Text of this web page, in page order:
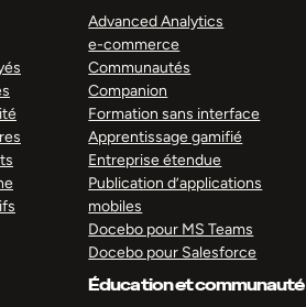
Advanced Analytics
e-commerce
Communautés
Companion
Formation sans interface
Apprentissage gamifié
Entreprise étendue
Publication d’applications
mobiles
Docebo pour MS Teams
Docebo pour Salesforce
Éducation et communauté